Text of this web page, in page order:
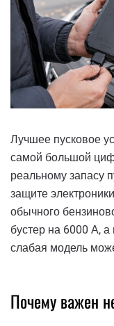
Лучшее пусковое
самой большой
реальному запасу
защите
обычного
бустер на 6000 А,
слабая модель
Почему важен